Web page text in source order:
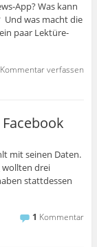
App? Was kann
Und was macht die
paar Lektüre-
Kommentar verfassen
mit seinen Daten.
wollten drei
stattdessen
1 Kommentar